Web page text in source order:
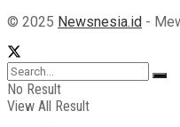
© 2025 Newsnesia.id -
No Result
View All Result